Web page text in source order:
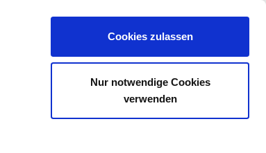
Cookies zulassen
Nur notwendige Cookies
verwenden